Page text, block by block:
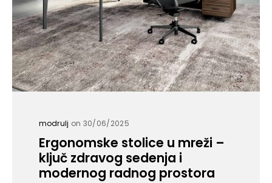
modrulj on 30/06/2025
Ergonomske stolice u mreži –
ključ zdravog sedenja i
modernog radnog prostora